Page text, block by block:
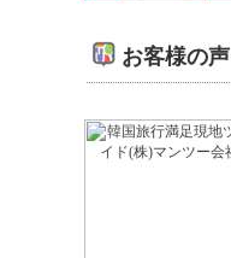
お客様の声